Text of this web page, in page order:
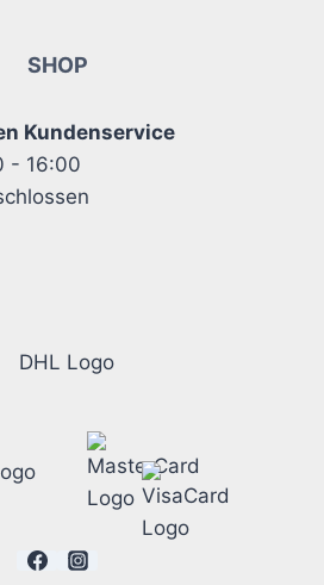
SHOP
Kundenservice
- 16:00